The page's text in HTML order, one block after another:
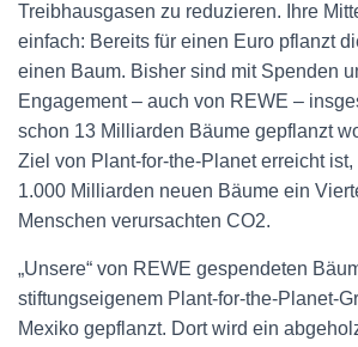
Treibhausgasen zu reduzieren. Ihre
einfach: Bereits für einen Euro pflanzt
einen Baum. Bisher sind mit Spenden
Engagement – auch von REWE –
schon 13 Milliarden Bäume gepflanzt
Ziel von Plant-for-the-Planet erreicht
1.000 Milliarden neuen Bäume ein
Menschen verursachten CO2.
„Unsere“ von REWE gespendeten
stiftungseigenem Plant-for-the-Planet-
Mexiko gepflanzt. Dort wird ein